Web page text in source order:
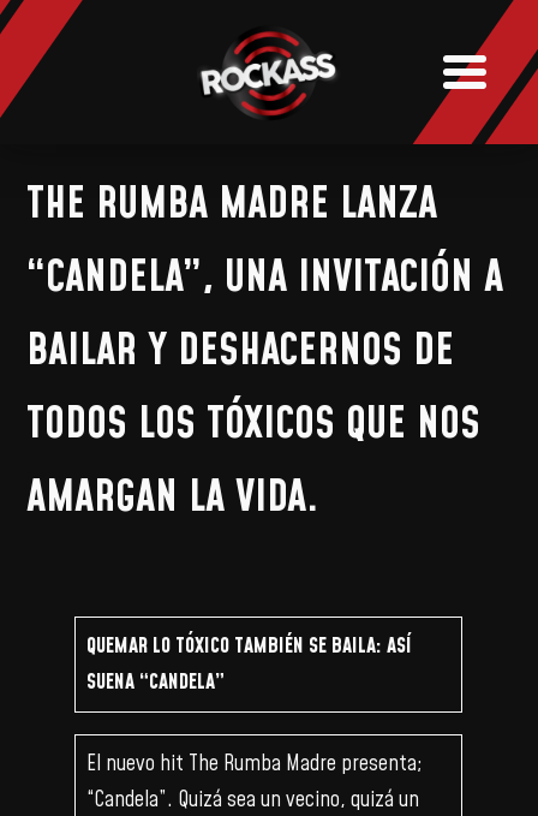
BOOKING
THE RUMBA MADRE LANZA
“CANDELA”, UNA INVITACIÓN A
BAILAR Y DESHACERNOS DE
TODOS LOS TÓXICOS QUE NOS
AMARGAN LA VIDA.
QUEMAR LO TÓXICO TAMBIÉN SE BAILA: ASÍ
SUENA “CANDELA”
El nuevo hit The Rumba Madre presenta;
“Candela”. Quizá sea un vecino, quizá un